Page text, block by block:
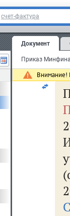
счет-фактура
Документ
Внимание!